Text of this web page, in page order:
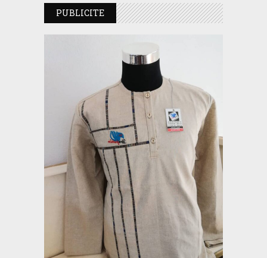
PUBLICITE